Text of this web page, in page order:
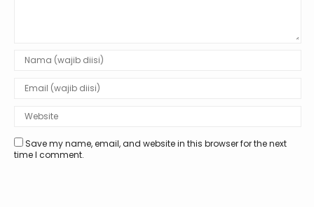
Save my name, email, and website in this browser for the next
time I comment.